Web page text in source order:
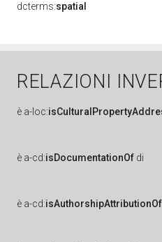
dcterms:spatial
RELAZIONI
è a-loc:
è a-cd:isDocumentationOf di
è a-cd:isAuthorshipAttributionOf